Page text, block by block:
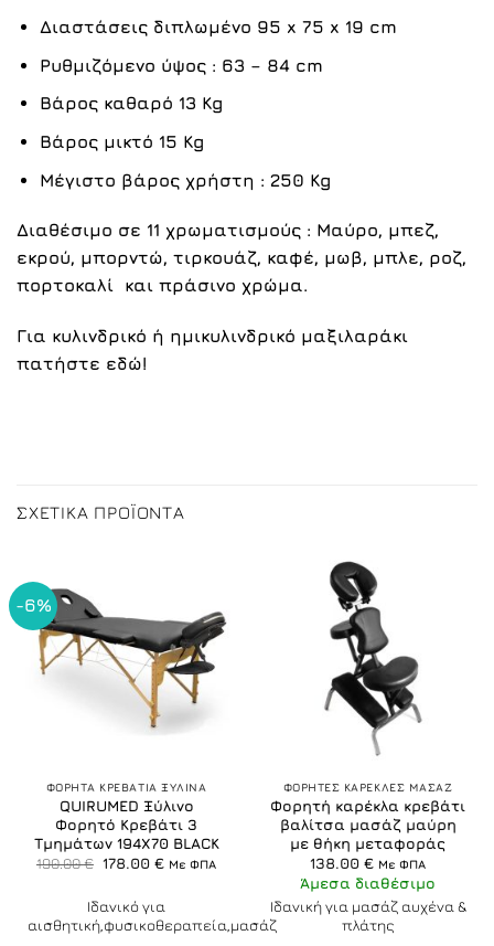
Διαστάσεις διπλωμένο 95 x 75 x 19 cm
Ρυθμιζόμενο ύψος : 63 – 84 cm
Βάρος καθαρό 13 Kg
Βάρος μικτό 15 Kg
Μέγιστο βάρος χρήστη : 250 Kg
Διαθέσιμο σε 11 χρωματισμούς : Μαύρο, μπεζ,
εκρού, μπορντώ, τιρκουάζ, καφέ, μωβ, μπλε, ροζ,
πορτοκαλί και πράσινο χρώμα.
Για κυλινδρικό ή ημικυλινδρικό μαξιλαράκι
πατήστε εδώ!
ΣΧΕΤΙΚΆ ΠΡΟΪΌΝΤΑ
-6%
ΦΟΡΗΤΑ ΚΡΕΒΑΤΙΑ ΞΥΛΙΝΑ
QUIRUMED Ξύλινο
Φορητό Κρεβάτι 3
Τμημάτων 194Χ70 BLACK
190.00€ Original
190.00 €.
178.00€ Η
είναι:
178.00 €.
Με ΦΠΑ
Ιδανικό για
αισθητική,φυσικοθεραπεία,μασάζ
ΦΟΡΗΤΕΣ ΚΑΡΕΚΛΕΣ ΜΑΣΑΖ
Φορητή καρέκλα κρεβάτι
βαλίτσα μασάζ μαύρη
με θήκη μεταφοράς
138.00 € Με ΦΠΑ
Άμεσα διαθέσιμο
Ιδανική για μασάζ αυχένα &
πλάτης